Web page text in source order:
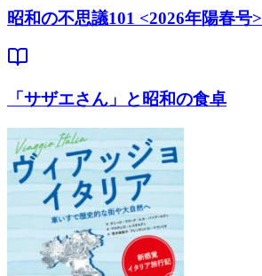
昭和の不思議101 <2026年陽春号>
「サザエさん」と昭和の食卓